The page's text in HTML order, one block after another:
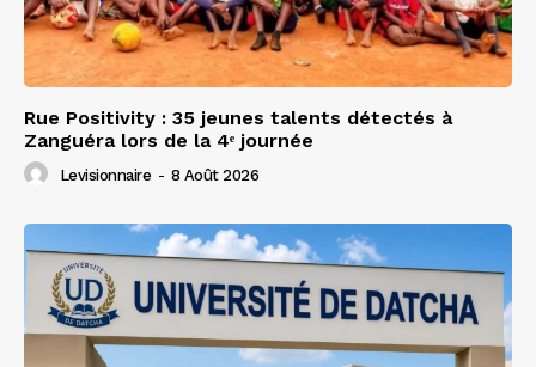
Rue Positivity : 35 jeunes talents détectés à
Zanguéra lors de la 4ᵉ journée
Levisionnaire - 8 Août 2026